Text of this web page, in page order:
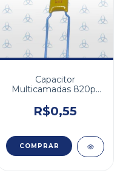
Capacitor
Multicamadas 820pf
2,54mm
R$0,55